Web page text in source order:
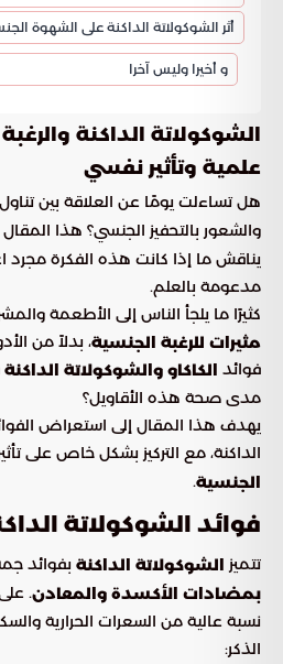
أثر الشوكولاتة الداكنة على الشهوة
و أخيرا وليس آخرا
الشوكولاتة الداكنة
علمية وتأثير نفسي
هل تساءلت يومًا عن العلاقة بين تناول
والشعور بالتحفيز الجنسي؟ هذا
يناقش ما إذا كانت هذه الفكرة مجرد
مدعومة بالعلم.
كثيرًا ما يلجأ الناس إلى الأطعمة
مثيرات للرغبة الجنسية، بدلاً من
فوائد الكاكاو والشوكولاتة الداكنة
مدى صحة هذه الأقاويل؟
يهدف هذا المقال إلى استعراض
الداكنة، مع التركيز بشكل خاص على
الجنسية.
فوائد الشوكولاتة
تتميز الشوكولاتة الداكنة بفوائد
بمضادات الأكسدة والمعادن.
نسبة عالية من السعرات الحرارية
الذكر: